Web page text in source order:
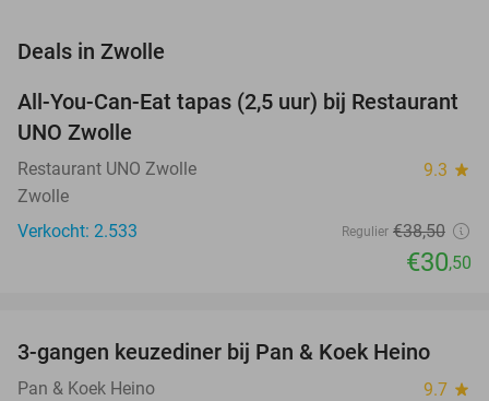
Deals in Zwolle
21%
All-You-Can-Eat tapas (2,5 uur) bij Restaurant
UNO Zwolle
Restaurant UNO Zwolle 9.3 star
Zwolle
Verkocht: 2.533
Regulier €38,50
€30,50
42%
3-gangen keuzediner bij Pan & Koek Heino
Pan & Koek Heino 9.7 star